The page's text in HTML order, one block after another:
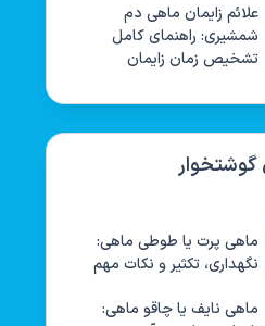
علائم زایمان ماهی دم
شمشیری: راهنمای کامل
تشخیص زمان زایمان
ماهی پرت یا طوطی ماهی:
نگهداری، تکثیر و نکات مهم
ماهی نایف یا چاقو ماهی: